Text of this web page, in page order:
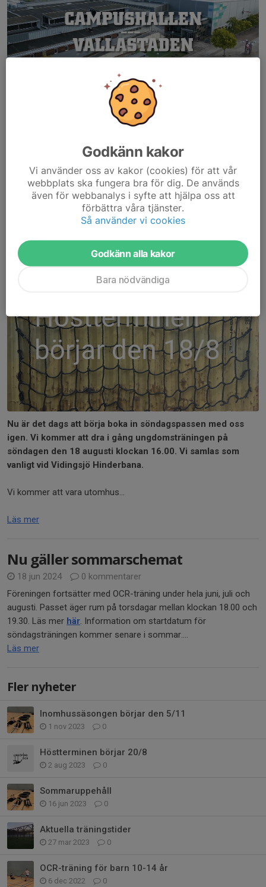
Det är bara två utomhuspass kvar. Sedan börjar
inomhusträningen igen med start på söndagen den 3 november.
Tid: 18.00-18.50
Läs mer
Ungdomsträning från den 18/8
29 jul 2024 0 kommentarer
Nu är det dags att börja boka in söndagspassen med oss
igen. Vi kommer att dra i gång ungdomsträningen på
söndagen den 18 augusti klockan 16.00. Vi samlas som
vanligt vid Vidingsjö Hinderbana.
Vi kommer att vara utomhus...
Läs mer
Nu gäller sommarschemat
18 jun 2024
0 kommentarer
Föreningen fortsätter med OCR-träning under hela juni, juli och
augusti. Passet äger rum på torsdagar mellan klockan 18.00 och
19.30. Läs mer här. Information om startdatum för
söndagsträningen kommer senare i sommar....
Läs mer
Fler nyheter
Inomhussäsongen börjar den 5/11
1 nov 2023 0
Höstterminen börjar 20/8
2 aug 2023 0
Sommaruppehåll
16 jun 2023 0
Aktuella träningstider
27 mar 2023 0
OCR-träning för barn 10-14 år
6 dec 2022 0
Godkänn kakor
Vi använder oss av kakor (cookies) för att vår
webbplats ska fungera bra för dig. De används
även för webbanalys i syfte att hjälpa oss att
förbättra våra tjänster.
Så använder vi cookies
Godkänn alla kakor
Bara nödvändiga